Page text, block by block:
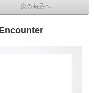
次の商品へ